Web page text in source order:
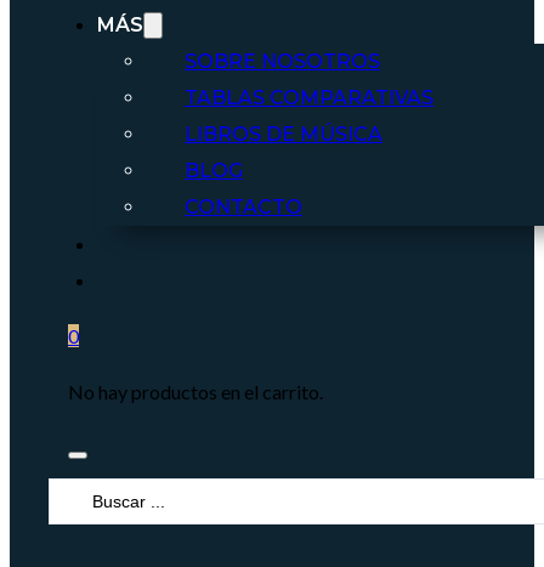
MÁS
SOBRE NOSOTROS
TABLAS COMPARATIVAS
LIBROS DE MÚSICA
BLOG
CONTACTO
0
No hay productos en el carrito.
Search
...